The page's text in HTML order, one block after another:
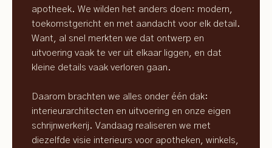
apotheek. We wilden het anders doen: modern,
toekomstgericht en met aandacht voor elk detail.
Want, al snel merkten we dat ontwerp en
uitvoering vaak te ver uit elkaar liggen, en dat
kleine details vaak verloren gaan.
Daarom brachten we alles onder één dak:
interieurarchitecten en uitvoering en onze eigen
schrijnwerkerij. Vandaag realiseren we met
diezelfde visie interieurs voor apotheken, winkels,